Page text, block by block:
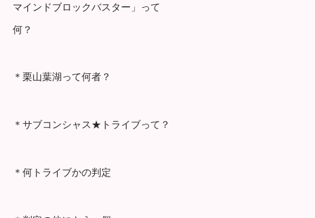
マインドブロックバスター」って
何？
＊栗山葉湖って何者？
＊サブコンシャス★トライブって？
＊何トライブかの判定